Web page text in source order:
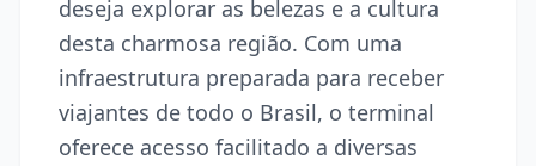
deseja explorar as belezas e a cultura
desta charmosa região. Com uma
infraestrutura preparada para receber
viajantes de todo o Brasil, o terminal
oferece acesso facilitado a diversas